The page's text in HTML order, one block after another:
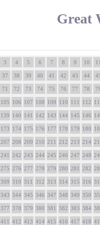
Great
3 4 5 6 7 8 9 10
37 38 39 40 41 42 43 44
71 72 73 74 75 76 77 78
105 106 107 108 109 110 111 112
139 140 141 142 143 144 145 146
173 174 175 176 177 178 179 180
207 208 209 210 211 212 213 214
241 242 243 244 245 246 247 248
275 276 277 278 279 280 281 282
309 310 311 312 313 314 315 316
343 344 345 346 347 348 349 350
377 378 379 380 381 382 383 384
411 412 413 414 415 416 417 418